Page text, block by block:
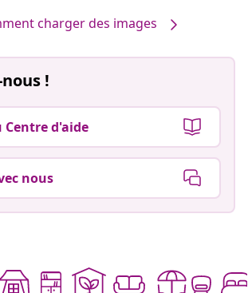
charger des images
!
Centre d'aide
nous